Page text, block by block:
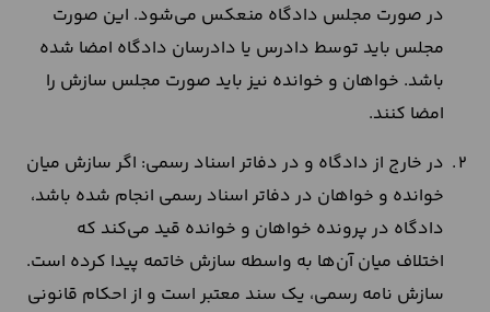
در صورت مجلس دادگاه منعکس می‌شود. این صورت
مجلس باید توسط دادرس یا دادرسان دادگاه امضا شده
باشد. خواهان و خوانده نیز باید صورت مجلس سازش را
امضا کنند.
در خارج از دادگاه و در دفاتر اسناد رسمی: اگر سازش میان
خوانده و خواهان در دفاتر اسناد رسمی انجام شده باشد،
دادگاه در پرونده خواهان و خوانده قید می‌کند که
اختلاف میان آن‌ها به واسطه سازش خاتمه پیدا کرده است.
سازش نامه رسمی، یک سند معتبر است و از احکام قانونی